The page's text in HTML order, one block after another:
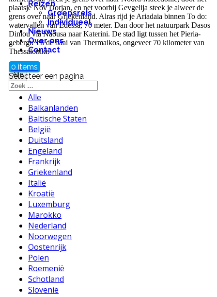
Reizen
Groepsreis
Individueel
Nieuws
Over ons
Contact
0 items
Selecteer een pagina
plaatsje Nov Dorjan, en net voorbij Gevgelija steek je alweer de
grens over naar Griekenland. Alras rijd je Ariadaia binnen To do:
watervallen van Edessa, 70 meter. Dan door het natuurpark Dasos
Dimou via Naousa naar Katerini. De stad ligt tussen het Pieria-
gebergte en de baai van Thermaikos, ongeveer 70 kilometer van
Thessaloniki.
Alle
Alle
Balkanlanden
Baltische Staten
België
Duitsland
Engeland
Frankrijk
Griekenland
Italië
Kroatië
Luxemburg
Marokko
Nederland
Noorwegen
Oostenrijk
Polen
Roemenië
Schotland
Slovenië